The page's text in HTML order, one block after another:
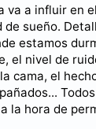
va a influir en
sueño.
estamos
el nivel de
cama, el
la hora de